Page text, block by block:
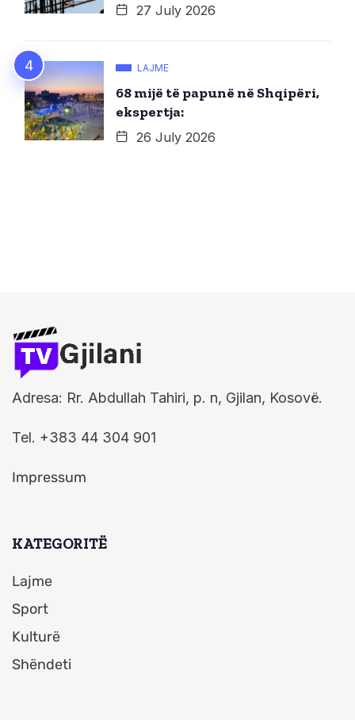
27 July 2026
LAJME
68 mijë të papunë në Shqipëri,
ekspertja:
26 July 2026
Adresa: Rr. Abdullah Tahiri, p. n, Gjilan, Kosovë.
Tel. +383 44 304 901
Impressum
KATEGORITË
Lajme
Sport
Kulturë
Shëndeti